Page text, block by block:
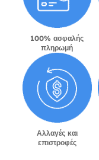
100% ασφαλής
πληρωμή
Αλλαγές και
επιστροφές